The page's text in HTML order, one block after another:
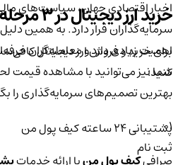
اخبار اقتصادی جهان، سیاست‌های
سرمایه‌گذاران قرار دارد. به همین دلیل،
اهمیت زیادی دارد و معامله‌گران
شما نیز می‌توانید با مشاهده قیمت
بهترین تصمیم‌های سرمایه‌گذاری را
پشتیبانی ۲۴ ساعته کیف پول من
صرافیکیف پول منبا ارائه خدمات
خرید ارز دیجیتال در 3 مرحله ساده
برای خرید و فروش ارز دیجیتال
کنید:
01
ثبت نام